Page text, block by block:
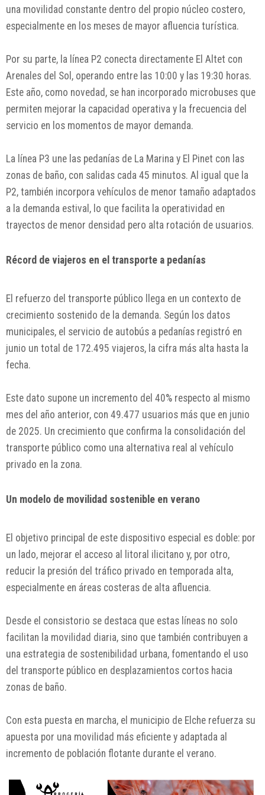
una movilidad constante dentro del propio núcleo costero,
especialmente en los meses de mayor afluencia turística.
Por su parte, la línea P2 conecta directamente El Altet con
Arenales del Sol, operando entre las 10:00 y las 19:30 horas.
Este año, como novedad, se han incorporado microbuses que
permiten mejorar la capacidad operativa y la frecuencia del
servicio en los momentos de mayor demanda.
La línea P3 une las pedanías de La Marina y El Pinet con las
zonas de baño, con salidas cada 45 minutos. Al igual que la
P2, también incorpora vehículos de menor tamaño adaptados
a la demanda estival, lo que facilita la operatividad en
trayectos de menor densidad pero alta rotación de usuarios.
Récord de viajeros en el transporte a pedanías
El refuerzo del transporte público llega en un contexto de
crecimiento sostenido de la demanda. Según los datos
municipales, el servicio de autobús a pedanías registró en
junio un total de 172.495 viajeros, la cifra más alta hasta la
fecha.
Este dato supone un incremento del 40% respecto al mismo
mes del año anterior, con 49.477 usuarios más que en junio
de 2025. Un crecimiento que confirma la consolidación del
transporte público como una alternativa real al vehículo
privado en la zona.
Un modelo de movilidad sostenible en verano
El objetivo principal de este dispositivo especial es doble: por
un lado, mejorar el acceso al litoral ilicitano y, por otro,
reducir la presión del tráfico privado en temporada alta,
especialmente en áreas costeras de alta afluencia.
Desde el consistorio se destaca que estas líneas no solo
facilitan la movilidad diaria, sino que también contribuyen a
una estrategia de sostenibilidad urbana, fomentando el uso
del transporte público en desplazamientos cortos hacia
zonas de baño.
Con esta puesta en marcha, el municipio de Elche refuerza su
apuesta por una movilidad más eficiente y adaptada al
incremento de población flotante durante el verano.